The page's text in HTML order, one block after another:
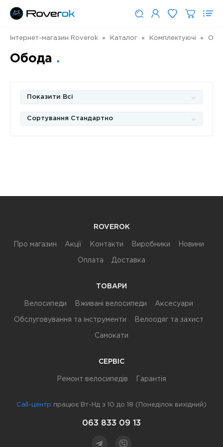
Інтернет-магазин Roverok Каталог Комплектуючі
Обода
Показити Всі
Сортування Стандартно
ROVEROK
Про магазин Акції Контакти Виробники Новини
Оплата Доставка
ТОВАРИ
Велосипеди Вживані велосипеди Аксесуари
Обслуговування та інструменти Велоодяг та захист
Самокати
СЕРВІС
Ремонт велосипедів Гарантія
Call-центр працює Вт-Нд з 10 до 18 (Понеділок вихідний)
063 833 09 13